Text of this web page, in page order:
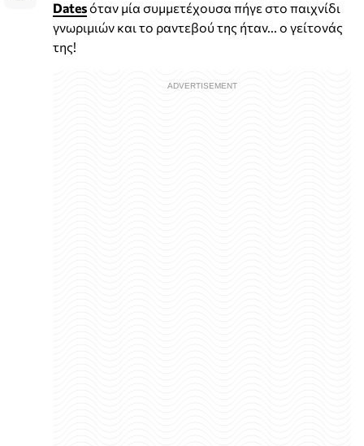
Datesόταν μία συμμετέχουσα πήγε στο παιχνίδι
γνωριμιών και το ραντεβού της ήταν... ο γείτονάς
της!